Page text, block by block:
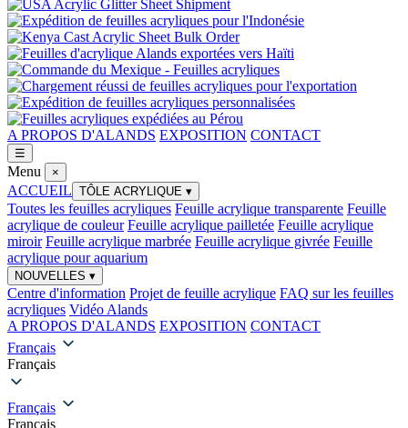
A PROPOS D'ALANDS EXPOSITION CONTACT
☰
Menu ×
ACCUEIL TÔLE ACRYLIQUE ▾
Toutes les feuilles acryliques Feuille acrylique transparente Feuille
acrylique de couleur Feuille acrylique pailletée Feuille acrylique
miroir Feuille acrylique marbrée Feuille acrylique givrée Feuille
acrylique pour aquarium
NOUVELLES ▾
Centre d'information Projet de feuille acrylique FAQ sur les feuilles
acryliques Vidéo Alands
A PROPOS D'ALANDS EXPOSITION CONTACT
Français
Français
Français
Français